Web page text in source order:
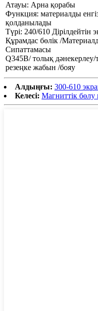
Атауы: Арна қорабы
Функция: материалды
қолданылады
Түрі: 240/610 Дірілдейтін
Құрамдас бөлік /
Сипаттамасы
Q345B/ толық
резеңке жабын /бояу
Алдыңғы: 300-610
Келесі: Магниттік бөлу